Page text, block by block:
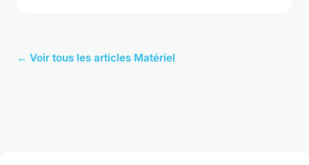
← Voir tous les articles Matériel